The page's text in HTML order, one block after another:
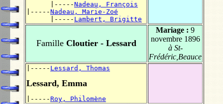
      |-----
Nadeau, François
|-----Nadeau, Marie-Zoé
      |-----
Lambert, Brigitte
FamilleCloutier - Lessard
Mariage : 9
novembre 1896
à St-
Frédéric,Beauce
|----- Lessard, Thomas
Lessard, Emma
|-----Roy, Philomène